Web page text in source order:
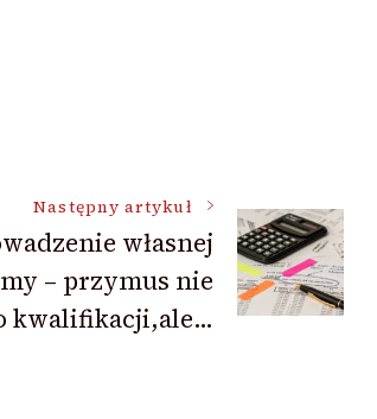
Następny artykuł
własnej
– przymus nie
kwalifikacji,ale…